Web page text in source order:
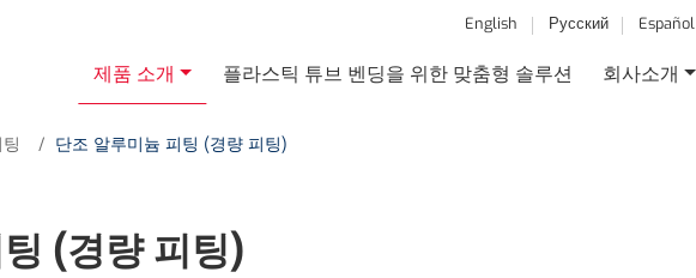
English Русский Español
제품 소개 플라스틱 튜브 벤딩을 위한 맞춤형 솔루션 회사소개
단조 알루미늄 피팅 (경량 피팅)
(경량 피팅)